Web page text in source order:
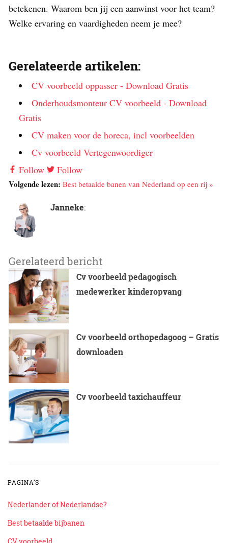
betekenen. Waarom ben jij een aanwinst voor het team?
Welke ervaring en vaardigheden neem je mee?
Gerelateerde artikelen:
CV voorbeeld oppasser - Download Gratis
Onderhoudsmonteur CV voorbeeld - Download
Gratis
CV maken voor de horeca, incl voorbeelden
Cv voorbeeld Vertegenwoordiger
Follow
Follow
Volgende lezen: Best betaalde banen van Nederland op een rij »
Janneke:
Gerelateerd bericht
Cv voorbeeld pedagogisch
medewerker kinderopvang
Cv voorbeeld orthopedagoog – Gratis
downloaden
Cv voorbeeld taxichauffeur
PAGINA’S
Nederlander of Nederlandse?
Best betaalde bijbanen